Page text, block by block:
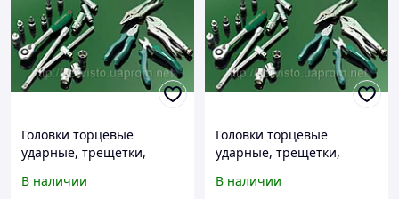
Головки торцевые
ударные, трещетки,
В наличии
Головки торцевые
ударные, трещетки,
В наличии